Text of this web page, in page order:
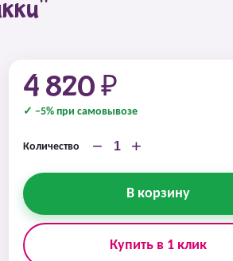
4 820 ₽
✓ −5% при самовывозе
Количество − +
В корзину
Купить в 1 клик